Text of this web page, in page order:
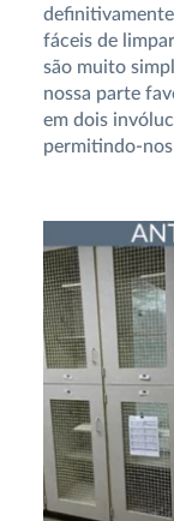
fáceis de
são muito
nossa parte
em dois
permitindo-nos